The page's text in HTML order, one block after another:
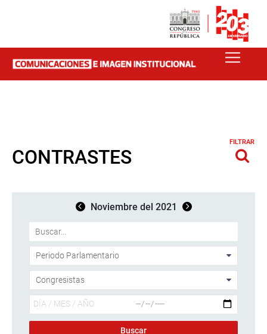
CONTRASTES
FILTRAR
Noviembre del 2021